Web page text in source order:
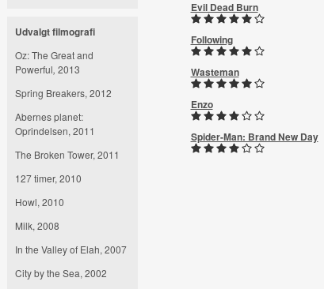
Udvalgt filmografi
Oz: The Great and
Powerful, 2013
Spring Breakers, 2012
Abernes planet:
Oprindelsen, 2011
The Broken Tower, 2011
127 timer, 2010
Howl, 2010
Milk, 2008
In the Valley of Elah, 2007
City by the Sea, 2002
Evil Dead Burn
Following
Wasteman
Enzo
Spider-Man: Brand New Day